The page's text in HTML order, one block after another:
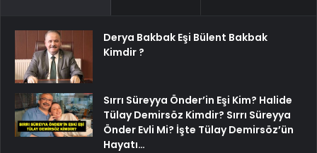
Derya Bakbak Eşi Bülent Bakbak
Kimdir ?
Sırrı Süreyya Önder’in Eşi Kim? Halide
Tülay Demirsöz Kimdir? Sırrı Süreyya
Önder Evli Mi? İşte Tülay Demirsöz’ün
Hayatı…